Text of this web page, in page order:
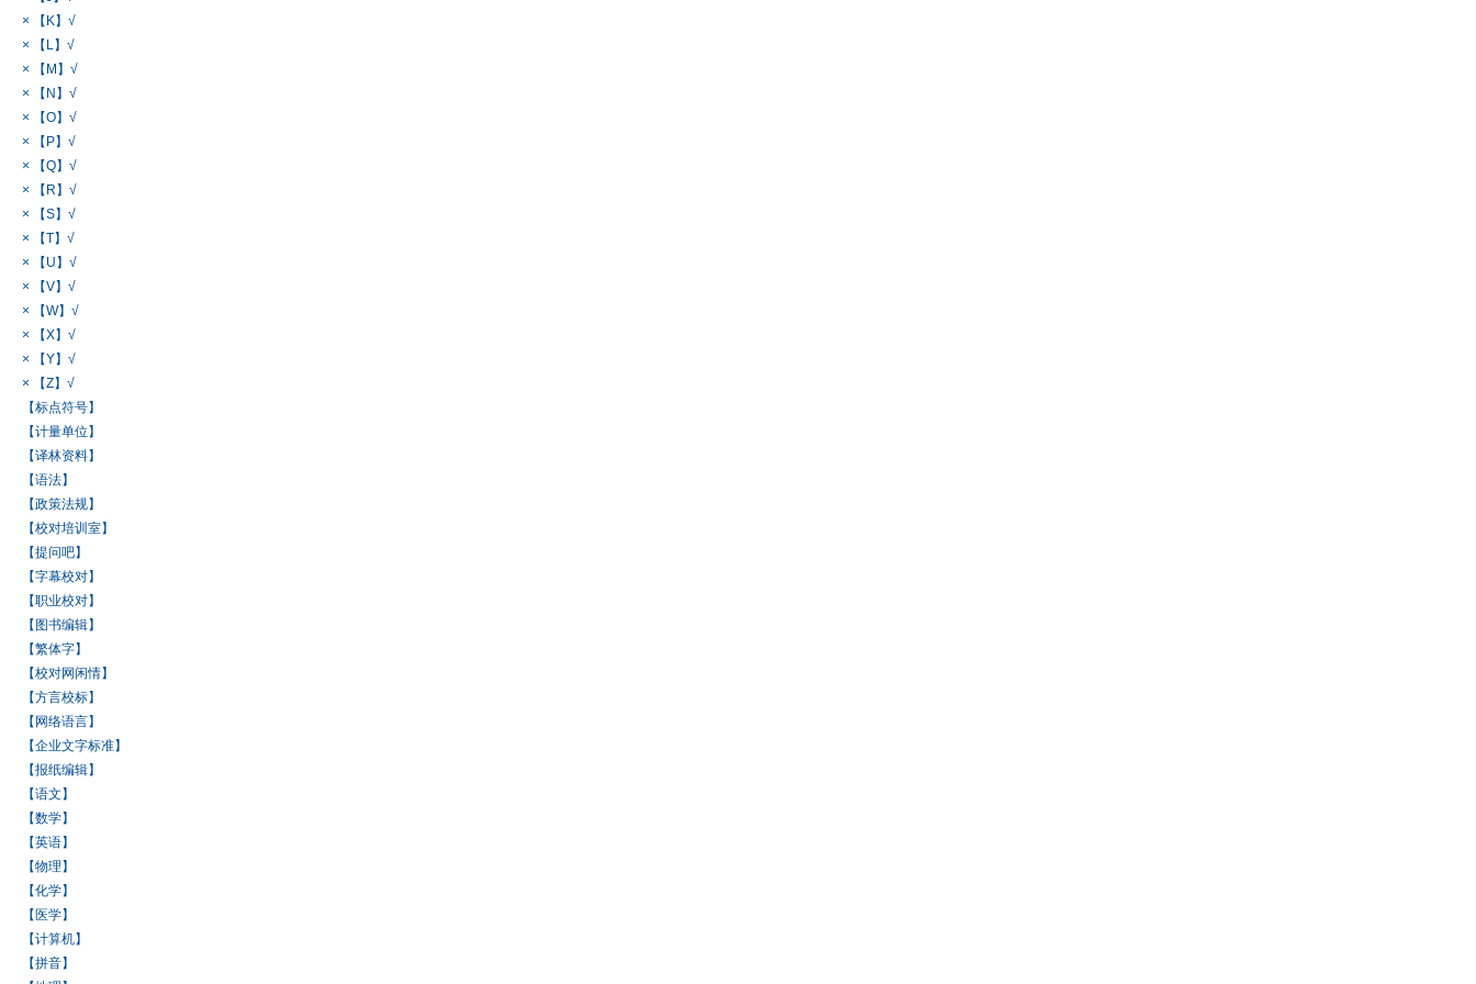
× 【K】√
× 【L】√
× 【M】√
× 【N】√
× 【O】√
× 【P】√
× 【Q】√
× 【R】√
× 【S】√
× 【T】√
× 【U】√
× 【V】√
× 【W】√
× 【X】√
× 【Y】√
× 【Z】√
【标点符号】
【计量单位】
【译林资料】
【语法】
【政策法规】
【校对培训室】
【提问吧】
【字幕校对】
【职业校对】
【图书编辑】
【繁体字】
【校对网闲情】
【方言校标】
【网络语言】
【企业文字标准】
【报纸编辑】
【语文】
【数学】
【英语】
【物理】
【化学】
【医学】
【计算机】
【拼音】